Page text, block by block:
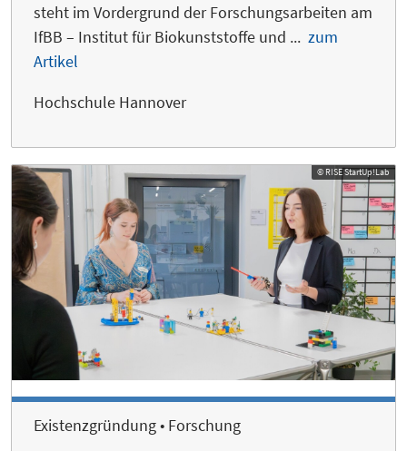
steht im Vordergrund der Forschungsarbeiten am
IfBB – Institut für Biokunststoffe und ... zum
Artikel
Hochschule Hannover
© RISE StartUp!Lab
Existenzgründung • Forschung